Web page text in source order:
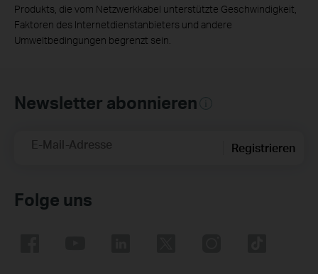
Produkts, die vom Netzwerkkabel unterstützte Geschwindigkeit,
Faktoren des Internetdienstanbieters und andere
Umweltbedingungen begrenzt sein.
Newsletter abonnieren
E-Mail-Adresse Registrieren
Folge uns